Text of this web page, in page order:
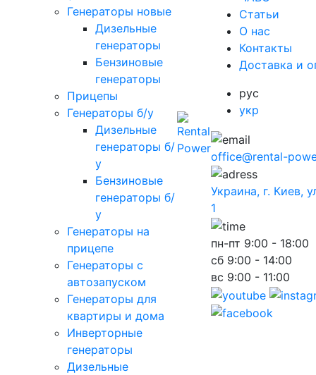
Генераторы новые
Дизельные
генераторы
Бензиновые
генераторы
Прицепы
Генераторы б/у
Дизельные
генераторы б/
у
Бензиновые
генераторы б/
у
Генераторы на
прицепе
Генераторы с
автозапуском
Генераторы для
квартиры и дома
Инверторные
генераторы
Дизельные
Cтатьи
O нас
Контакты
Доставка и
рус
укр
office@rental-
Украина, г. Киев,
1
пн-пт 9:00 - 18:00
сб 9:00 - 14:00
вс 9:00 - 11:00